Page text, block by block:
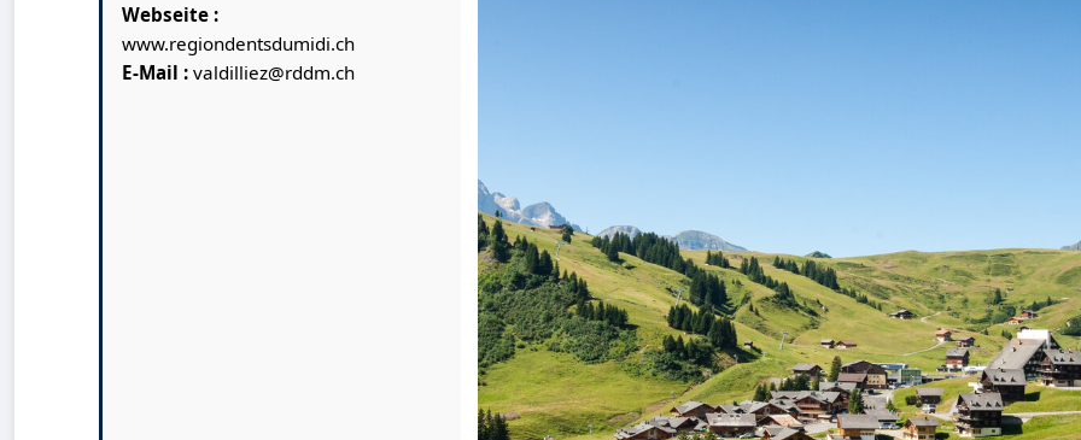
Webseite :
www.regiondentsdumidi.ch
E-Mail : valdilliez@rddm.ch